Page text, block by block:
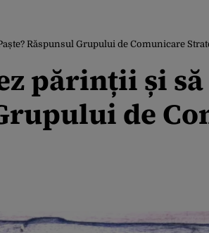
Răspunsul Grupului de Comunicare
părinții și
de